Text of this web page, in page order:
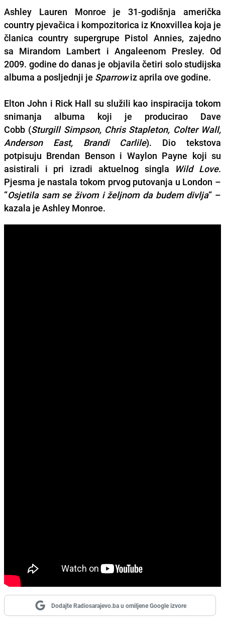
Ashley Lauren Monroe je 31-godišnja američka
country pjevačica i kompozitorica iz Knoxvillea koja je
članica country supergrupe Pistol Annies, zajedno
sa Mirandom Lambert i Angaleenom Presley. Od
2009. godine do danas je objavila četiri solo studijska
albuma a posljednji je Sparrowiz aprila ove godine.
Elton John i Rick Hall su služili kao inspiracija tokom
snimanja albuma koji je producirao Dave
Cobb (Sturgill Simpson, Chris Stapleton, Colter Wall,
Anderson East, Brandi Carlile). Dio tekstova
potpisuju Brendan Benson i Waylon Payne koji su
asistirali i pri izradi aktuelnog singla
Wild Love.
Pjesma je nastala tokom prvog putovanja u London –
“Osjetila sam se živom i željnom da budem divlja“ –
kazala je Ashley Monroe.
Dodajte Radiosarajevo.ba u omiljene Google izvore